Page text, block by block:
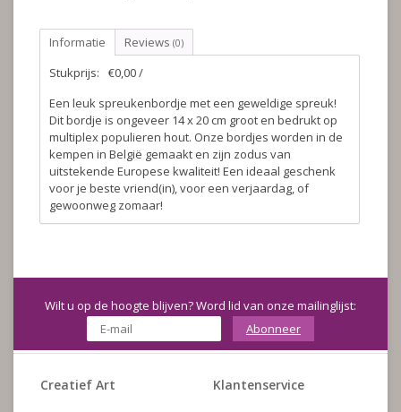
Informatie Reviews (0)
Stukprijs:
€0,00 /
Een leuk spreukenbordje met een geweldige spreuk!
Dit bordje is ongeveer 14 x 20 cm groot en bedrukt op
multiplex populieren hout. Onze bordjes worden in de
kempen in België gemaakt en zijn zodus van
uitstekende Europese kwaliteit! Een ideaal geschenk
voor je beste vriend(in), voor een verjaardag, of
gewoonweg zomaar!
Wilt u op de hoogte blijven? Word lid van onze mailinglijst:
Abonneer
Creatief Art Klantenservice